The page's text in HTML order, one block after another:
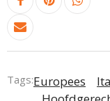
Tags:Europees